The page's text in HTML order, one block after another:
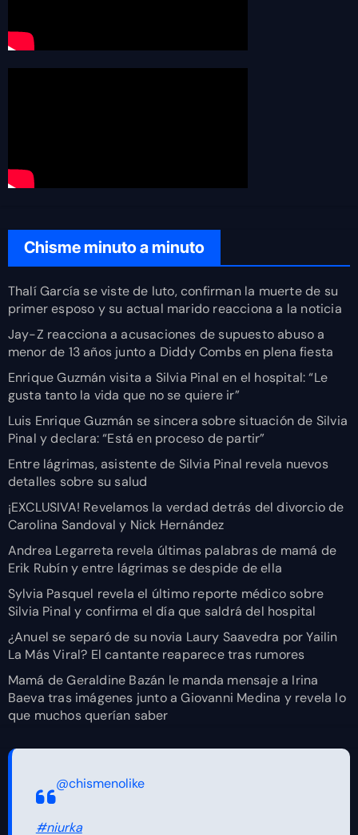
Chisme minuto a minuto
Thalí García se viste de luto, confirman la muerte de su
primer esposo y su actual marido reacciona a la noticia
Jay-Z reacciona a acusaciones de supuesto abuso a
menor de 13 años junto a Diddy Combs en plena fiesta
Enrique Guzmán visita a Silvia Pinal en el hospital: “Le
gusta tanto la vida que no se quiere ir”
Luis Enrique Guzmán se sincera sobre situación de Silvia
Pinal y declara: “Está en proceso de partir”
Entre lágrimas, asistente de Silvia Pinal revela nuevos
detalles sobre su salud
¡EXCLUSIVA! Revelamos la verdad detrás del divorcio de
Carolina Sandoval y Nick Hernández
Andrea Legarreta revela últimas palabras de mamá de
Erik Rubín y entre lágrimas se despide de ella
Sylvia Pasquel revela el último reporte médico sobre
Silvia Pinal y confirma el día que saldrá del hospital
¿Anuel se separó de su novia Laury Saavedra por Yailin
La Más Viral? El cantante reaparece tras rumores
Mamá de Geraldine Bazán le manda mensaje a Irina
Baeva tras imágenes junto a Giovanni Medina y revela lo
que muchos querían saber
@chismenolike
#niurka